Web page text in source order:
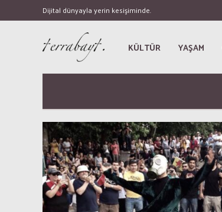
Dijital dünyayla yerin kesişiminde.
KÜLTÜR YAŞAM